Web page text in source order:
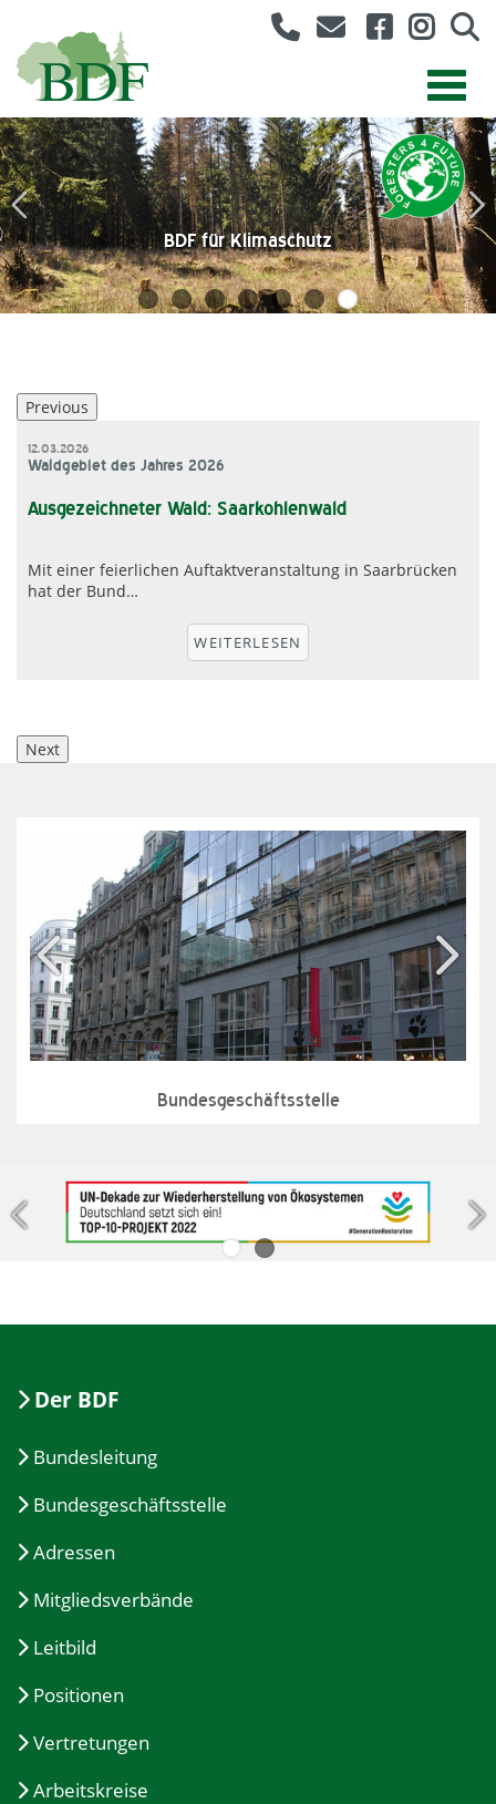
Bund Deutscher Forstleute
BDF-Jugend
Forstwirtvertretung
Berufsbilder
Angestelltenvertretung
AK Forstliche Umweltbildung
BDF für Klimaschutz
Previous
12.03.2026
Waldgebiet des Jahres 2026
Ausgezeichneter Wald: Saarkohlenwald
Mit einer feierlichen Auftaktveranstaltung in Saarbrücken
hat der Bund…
WEITERLESEN
Next
Bundesgeschäftsstelle
Jetzt handeln!
Der BDF
Bundesleitung
Bundesgeschäftsstelle
Adressen
Mitgliedsverbände
Leitbild
Positionen
Vertretungen
Arbeitskreise